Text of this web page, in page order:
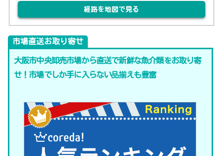
経路を地図で見る
市場直送お取り寄せ
大阪市中央卸売市場から直送で新鮮な魚介類をお取り寄
せ！市場でしか手に入らない品揃えも豊富